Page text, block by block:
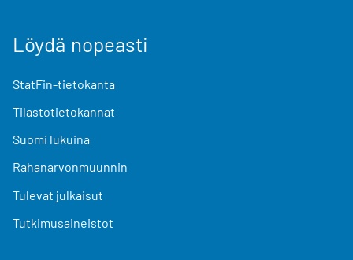
Löydä nopeasti
StatFin-tietokanta
Tilastotietokannat
Suomi lukuina
Rahanarvonmuunnin
Tulevat julkaisut
Tutkimusaineistot